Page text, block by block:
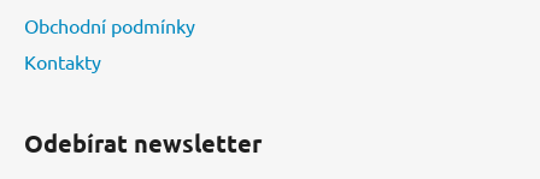
Obchodní podmínky
Kontakty
Odebírat newsletter